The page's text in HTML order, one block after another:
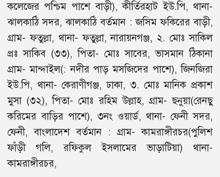
কলেজের পশ্চিম পাশে বাড়ী), কীর্তিরহাট ইউ.পি, থানা-
ঝালকাঠি সদর, ঝালকাঠি বর্তমান : জসিম ফকিরের বাড়ী,
গ্রাম- ফতুল্লা, থানা- ফতুল্লা, নারায়নগঞ্জ, ২. মোঃ সাকিল
প্রঃ সাকিব (৩৩), পিতা- মোঃ সাবের, ভাসমান ঠিকানা
গ্রাম- মান্দাইল(: নদীর পাড় মসজিদের পাশে), জিনজিরা
ইউ.পি, থানা- কেরাণীগঞ্জ, ঢাকা, ৩. মোঃ মানিক প্রকাশ
মুসা (৩২), পিতা- মোঃ রহিম উল্লাহ, গ্রাম- ছনুয়া(রেনছু
করিমের বাড়ির পাশে), ৩নং ওয়ার্ড, থানা- ফেনী সদর,
ফেনী, বাংলাদেশ বর্তমান : গ্রাম- কামরাঙ্গীরচর(পুলিশ
ফাঁড়ী গলি, রফিকুল ইসলামের ভাড়াটিয়া) থানা-
কামরাঙ্গীরচর,